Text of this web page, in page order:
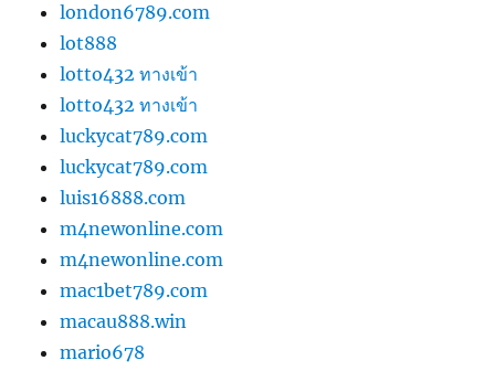
london6789.com
lot888
lotto432 ทางเข้า
lotto432 ทางเข้า
luckycat789.com
luckycat789.com
luis16888.com
m4newonline.com
m4newonline.com
mac1bet789.com
macau888.win
mario678